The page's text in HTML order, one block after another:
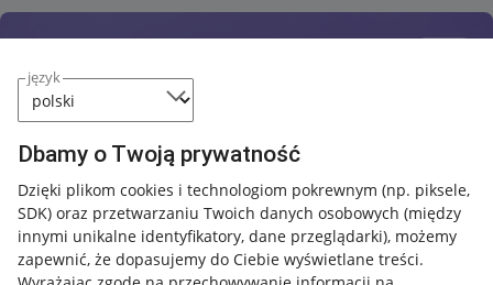
język
Dbamy o Twoją prywatność
Dzięki plikom cookies i technologiom pokrewnym (np. piksele,
SDK) oraz przetwarzaniu Twoich danych osobowych (między
innymi unikalne identyfikatory, dane przeglądarki), możemy
zapewnić, że dopasujemy do Ciebie wyświetlane treści.